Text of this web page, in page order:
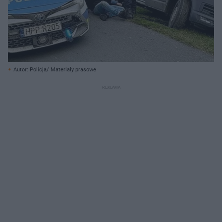
Autor: Policja/ Materiały prasowe